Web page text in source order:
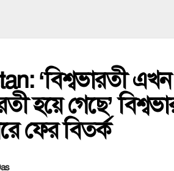
‘বিশ্বভারতী এখন
হয়ে গেছে’
ফের বিতর্ক